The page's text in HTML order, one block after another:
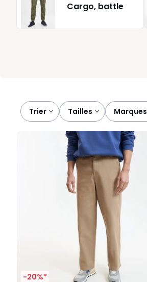
Cargo, battle
Trier
tailles marques
-20%*